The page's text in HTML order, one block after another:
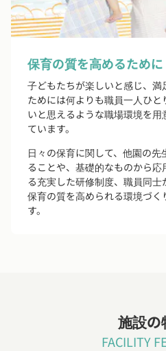
保育の質を高めるために
子どもたちが楽しいと感じ、
ためには何よりも職員一人ひ
いと思えるような職場環境を用
ています。
日々の保育に関して、他園の
ることや、基礎的なものから
る充実した研修制度、職員同
保育の質を高められる環境づく
す。
施設の
FACILITY